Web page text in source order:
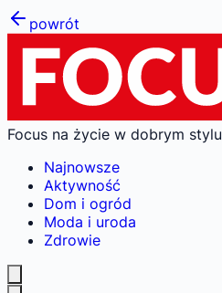
powrót
Focus na życie w dobrym stylu
Najnowsze
Aktywność
Dom i ogród
Moda i uroda
Zdrowie